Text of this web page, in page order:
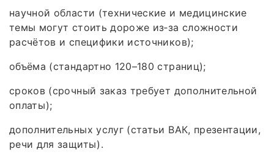
научной области (технические и медицинские
темы могут стоить дороже из‑за сложности
расчётов и специфики источников);
объёма (стандартно 120–180 страниц);
сроков (срочный заказ требует дополнительной
оплаты);
дополнительных услуг (статьи ВАК, презентации,
речи для защиты).